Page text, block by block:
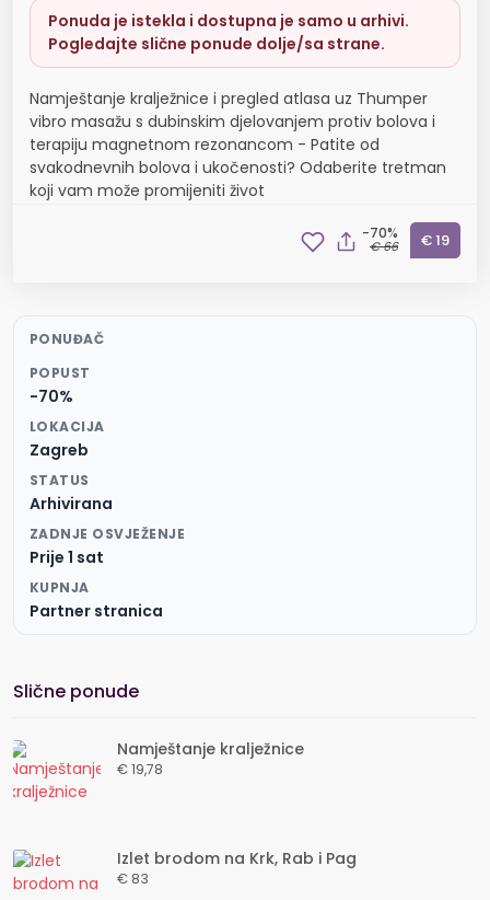
Ponuda je istekla i dostupna je samo u arhivi.
Pogledajte slične ponude dolje/sa strane.
Namještanje kralježnice i pregled atlasa uz Thumper
vibro masažu s dubinskim djelovanjem protiv bolova i
terapiju magnetnom rezonancom - Patite od
svakodnevnih bolova i ukočenosti? Odaberite tretman
koji vam može promijeniti život
-70%
€ 66 € 19
PONUĐAČ
POPUST
-70%
LOKACIJA
Zagreb
STATUS
Arhivirana
ZADNJE OSVJEŽENJE
Prije 1 sat
KUPNJA
Partner stranica
Slične ponude
Namještanje kralježnice
€ 19,78
Izlet brodom na Krk, Rab i Pag
€ 83